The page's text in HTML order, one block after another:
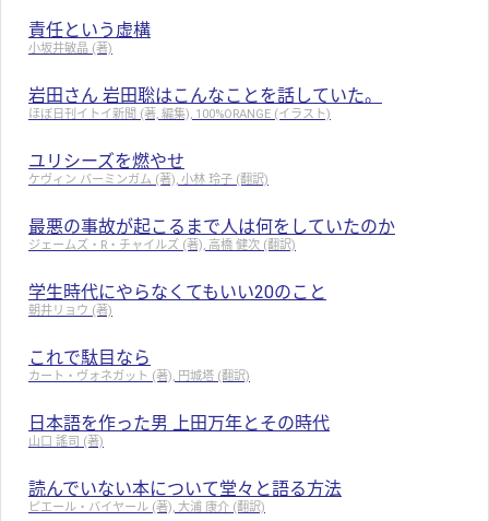
責任という虚構
小坂井敏晶 (著)
岩田さん 岩田聡はこんなことを話していた。
ほぼ日刊イトイ新聞 (著, 編集), 100%ORANGE (イラスト)
ユリシーズを燃やせ
ケヴィン バーミンガム (著), 小林 玲子 (翻訳)
最悪の事故が起こるまで人は何をしていたのか
ジェームズ・R・チャイルズ (著), 高橋 健次 (翻訳)
学生時代にやらなくてもいい20のこと
朝井リョウ (著)
これで駄目なら
カート・ヴォネガット (著), 円城塔 (翻訳)
日本語を作った男 上田万年とその時代
山口 謠司 (著)
読んでいない本について堂々と語る方法
ピエール・バイヤール (著), 大浦 康介 (翻訳)